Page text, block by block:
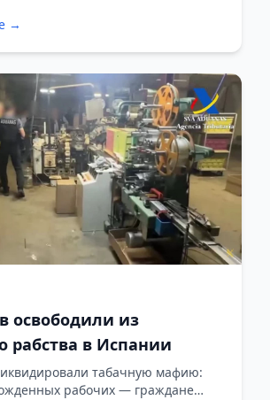
подписанному
→
освободили из
рабства в Испании
табачную мафию:
рабочих — граждане